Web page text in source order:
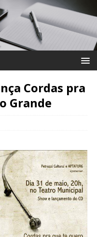
Cordas pra
Grande